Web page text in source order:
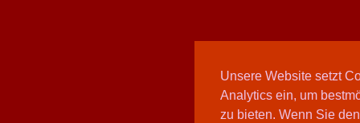
Unsere Website setzt
Analytics ein, um
zu bieten. Wenn Sie